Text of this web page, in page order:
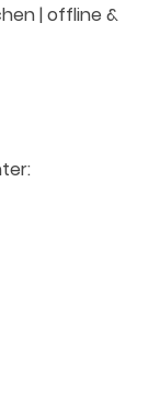
| offline &